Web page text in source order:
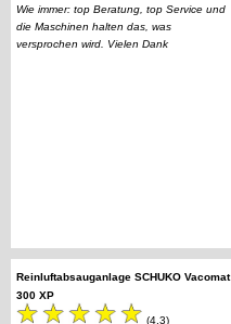
Wie immer: top Beratung, top Service und
die Maschinen halten das, was
versprochen wird. Vielen Dank
Reinluftabsauganlage SCHUKO Vacomat
300 XP
(4.3)